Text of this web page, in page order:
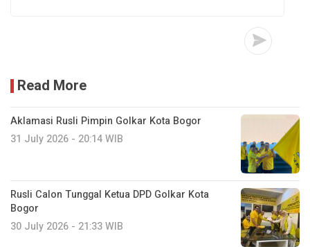
Read More
Aklamasi Rusli Pimpin Golkar Kota Bogor
31 July 2026 - 20:14 WIB
Rusli Calon Tunggal Ketua DPD Golkar Kota
Bogor
30 July 2026 - 21:33 WIB